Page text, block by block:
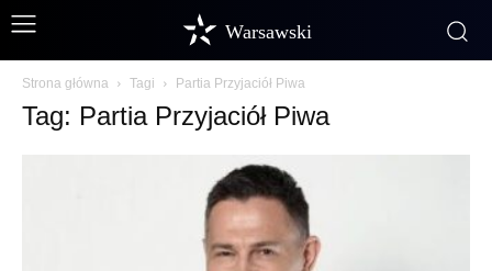
Warsawski
Strona główna Tagi Partia Przyjaciół Piwa
Tag: Partia Przyjaciół Piwa